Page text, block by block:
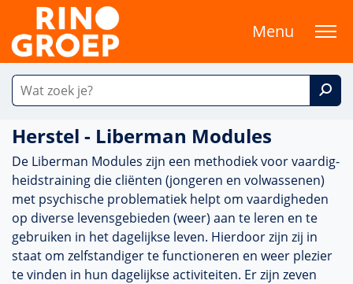
Menu
Herstel - Liberman Modules
De Liber­man Modules zijn een metho­diek voor vaar­dig­
heidstraining die cliënten (jongeren en vol­was­senen)
met psychische proble­ma­tiek helpt om vaar­dig­heden
op diverse levensgebieden (weer) aan te leren en te
gebruiken in het dagelijkse leven. Hierdoor zijn zij in
staat om zelf­standiger te functio­neren en weer plezier
te vinden in hun dagelijkse activi­teiten. Er zijn zeven